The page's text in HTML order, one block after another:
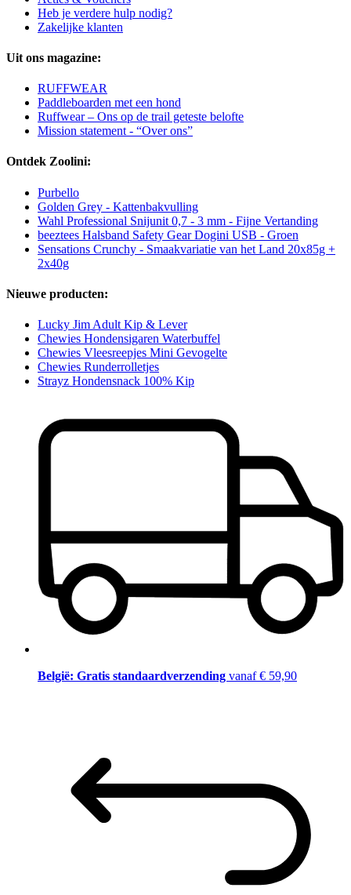
Heb je verdere hulp nodig?
Zakelijke klanten
Uit ons magazine:
RUFFWEAR
Paddleboarden met een hond
Ruffwear – Ons op de trail geteste belofte
Mission statement - “Over ons”
Ontdek Zoolini:
Purbello
Golden Grey - Kattenbakvulling
Wahl Professional Snijunit 0,7 - 3 mm - Fijne Vertanding
beeztees Halsband Safety Gear Dogini USB - Groen
Sensations Crunchy - Smaakvariatie van het Land 20x85g +
2x40g
Nieuwe producten:
Lucky Jim Adult Kip & Lever
Chewies Hondensigaren Waterbuffel
Chewies Vleesreepjes Mini Gevogelte
Chewies Runderrolletjes
Strayz Hondensnack 100% Kip
België: Gratis standaardverzending vanaf € 59,90